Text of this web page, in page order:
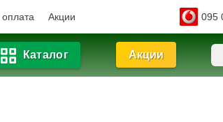
оплата Акции 095
Каталог Акции